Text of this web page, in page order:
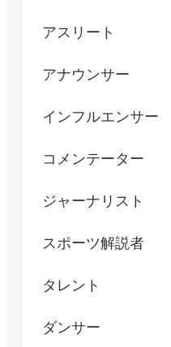
アスリート
アナウンサー
インフルエンサー
コメンテーター
ジャーナリスト
スポーツ解説者
タレント
ダンサー